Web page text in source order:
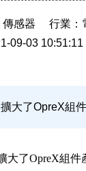
感器 行業：
09-03 10:51:11
大了OpreX組件
大了OpreX組